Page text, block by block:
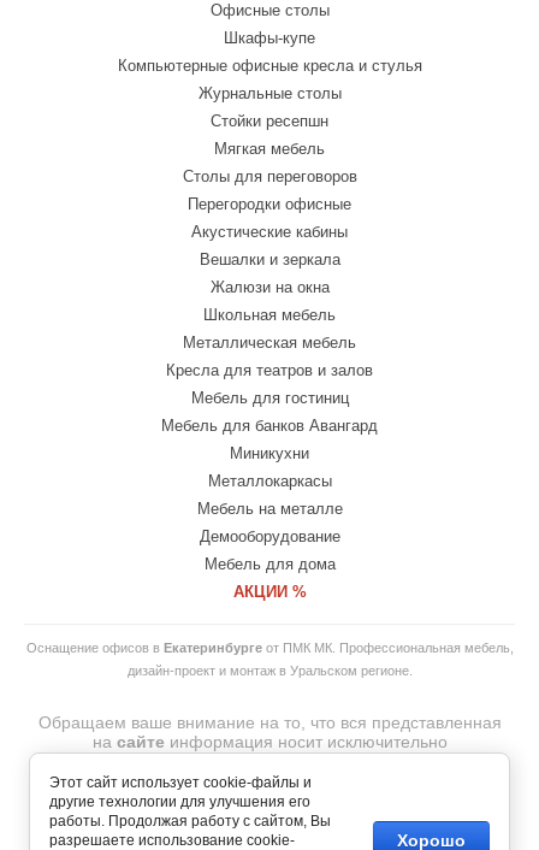
Офисные столы
Шкафы-купе
Компьютерные офисные кресла и стулья
Журнальные столы
Стойки ресепшн
Мягкая мебель
Столы для переговоров
Перегородки офисные
Акустические кабины
Вешалки и зеркала
Жалюзи на окна
Школьная мебель
Металлическая мебель
Кресла для театров и залов
Мебель для гостиниц
Мебель для банков Авангард
Миникухни
Металлокаркасы
Мебель на металле
Демооборудование
Мебель для дома
АКЦИИ %
Оснащение офисов в Екатеринбургеот ПМК МК. Профессиональная мебель,
дизайн-проект и монтаж в Уральском регионе.
Обращаем ваше внимание на то, что вся представленная
на сайтеинформация носит исключительно
условияхне является публичной
© 2007-2026 Copyright
ООО "ПМК МЕБЕЛЬНАЯ КОМПАНИЯ"— интернет-магазин
офисной и домашней мебели.
Этот сайт использует cookie-файлы и
другие технологии для улучшения его
работы. Продолжая работу с сайтом, Вы
разрешаете использование cookie-
Хорошо